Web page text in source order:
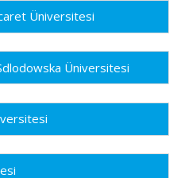
Üniversitesi
Üniversitesi